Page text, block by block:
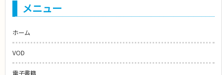
メニュー
ホーム
VOD
電子書籍